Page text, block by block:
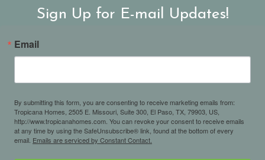
Sign Up for E-mail Updates!
Email
By submitting this form, you are consenting to receive marketing emails from:
Tropicana Homes, 2505 E. Missouri, Suite 300, El Paso, TX, 79903, US,
http://www.tropicanahomes.com. You can revoke your consent to receive emails
at any time by using the SafeUnsubscribe® link, found at the bottom of every
email. Emails are serviced by Constant Contact.